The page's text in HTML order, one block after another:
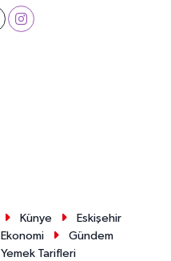
Künye
Eskişehir
Ekonomi
Gündem
Yemek Tarifleri